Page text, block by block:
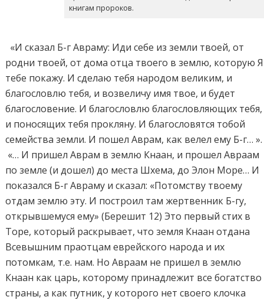
книгам пророков.
«И сказал Б-г Авраму: Иди себе из земли твоей, от
родни твоей, от дома отца твоего в землю, которую Я
тебе покажу. И сделаю тебя народом великим, и
благословлю тебя, и возвеличу имя твое, и будет
благословение. И благословлю благословляющих тебя,
и поносящих тебя прокляну. И благословятся тобой
семейства земли. И пошел Аврам, как велел ему Б-г… ».
«… И пришел Аврам в землю Кнаан, и прошел Авраам
по земле (и дошел) до места Шхема, до Элон Море… И
показался Б-г Авраму и сказал: «Потомству твоему
отдам землю эту. И построил там жертвенник Б-гу,
открывшемуся ему» (Берешит 12) Это первый стих в
Торе, который раскрывает, что земля Кнаан отдана
Всевышним праотцам еврейского народа и их
потомкам, т.е. нам. Но Авраам не пришел в землю
Кнаан как царь, которому принадлежит все богатство
страны, а как путник, у которого нет своего клочка